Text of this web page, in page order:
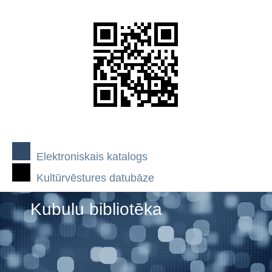
Elektroniskais katalogs
Kultūrvēstures datubāze
Kubulu bibliotēka